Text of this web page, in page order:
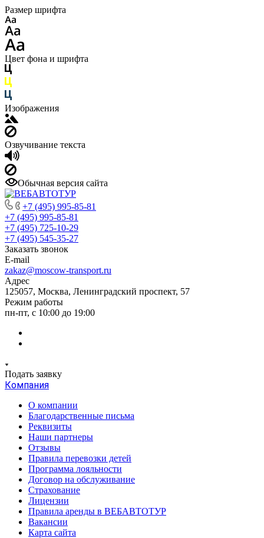
Размер шрифта
Цвет фона и шрифта
Изображения
Озвучивание текста
Обычная версия сайта
+7 (495) 995-85-81
+7 (495) 995-85-81
+7 (495) 725-10-29
+7 (495) 545-35-27
Заказать звонок
E-mail
zakaz@moscow-transport.ru
Адрес
125057, Москва, Ленинградский проспект, 57
Режим работы
пн-пт, с 10:00 до 19:00
Подать заявку
Компания
О компании
Благодарственные письма
Реквизиты
Наши партнеры
Отзывы
Правила перевозки детей
Программа лояльности
Договор на обслуживание
Страхование
Лицензии
Правила аренды в ВЕБАВТОТУР
Вакансии
Карта сайта